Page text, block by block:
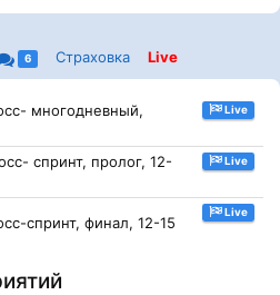
6 Страховка Live
многодневный,
Live
спринт, пролог, 12-
Live
спринт, финал, 12-15
Live